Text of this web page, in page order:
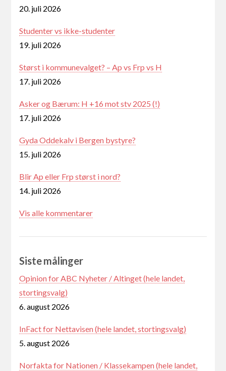
20. juli 2026
Studenter vs ikke-studenter
19. juli 2026
Størst i kommunevalget? – Ap vs Frp vs H
17. juli 2026
Asker og Bærum: H +16 mot stv 2025 (!)
17. juli 2026
Gyda Oddekalv i Bergen bystyre?
15. juli 2026
Blir Ap eller Frp størst i nord?
14. juli 2026
Vis alle kommentarer
Siste målinger
Opinion for ABC Nyheter / Altinget (hele landet,
stortingsvalg)
6. august 2026
InFact for Nettavisen (hele landet, stortingsvalg)
5. august 2026
Norfakta for Nationen / Klassekampen (hele landet,